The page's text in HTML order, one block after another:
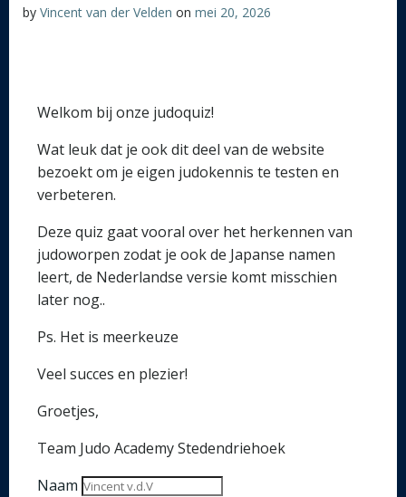
by Vincent van der Velden on mei 20, 2026
Welkom bij onze judoquiz!
Wat leuk dat je ook dit deel van de website
bezoekt om je eigen judokennis te testen en
verbeteren.
Deze quiz gaat vooral over het herkennen van
judoworpen zodat je ook de Japanse namen
leert, de Nederlandse versie komt misschien
later nog..
Ps. Het is meerkeuze
Veel succes en plezier!
Groetjes,
Team Judo Academy Stedendriehoek
Naam